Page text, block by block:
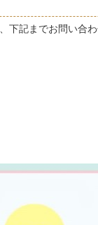
下記までお問い合わ